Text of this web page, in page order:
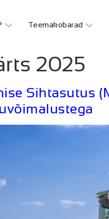
Teemakobarad
2025
Sihtasutus